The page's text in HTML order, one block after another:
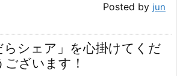
Posted by jun
シェア」を心掛けてくだ
ざいます！